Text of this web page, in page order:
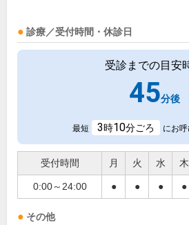
診療／受付時間・休診日
受診までの目安
45分後
最短 3時10分ごろ にお
受付時間 月 火 水 木
0:00～24:00 ● ● ● ●
その他